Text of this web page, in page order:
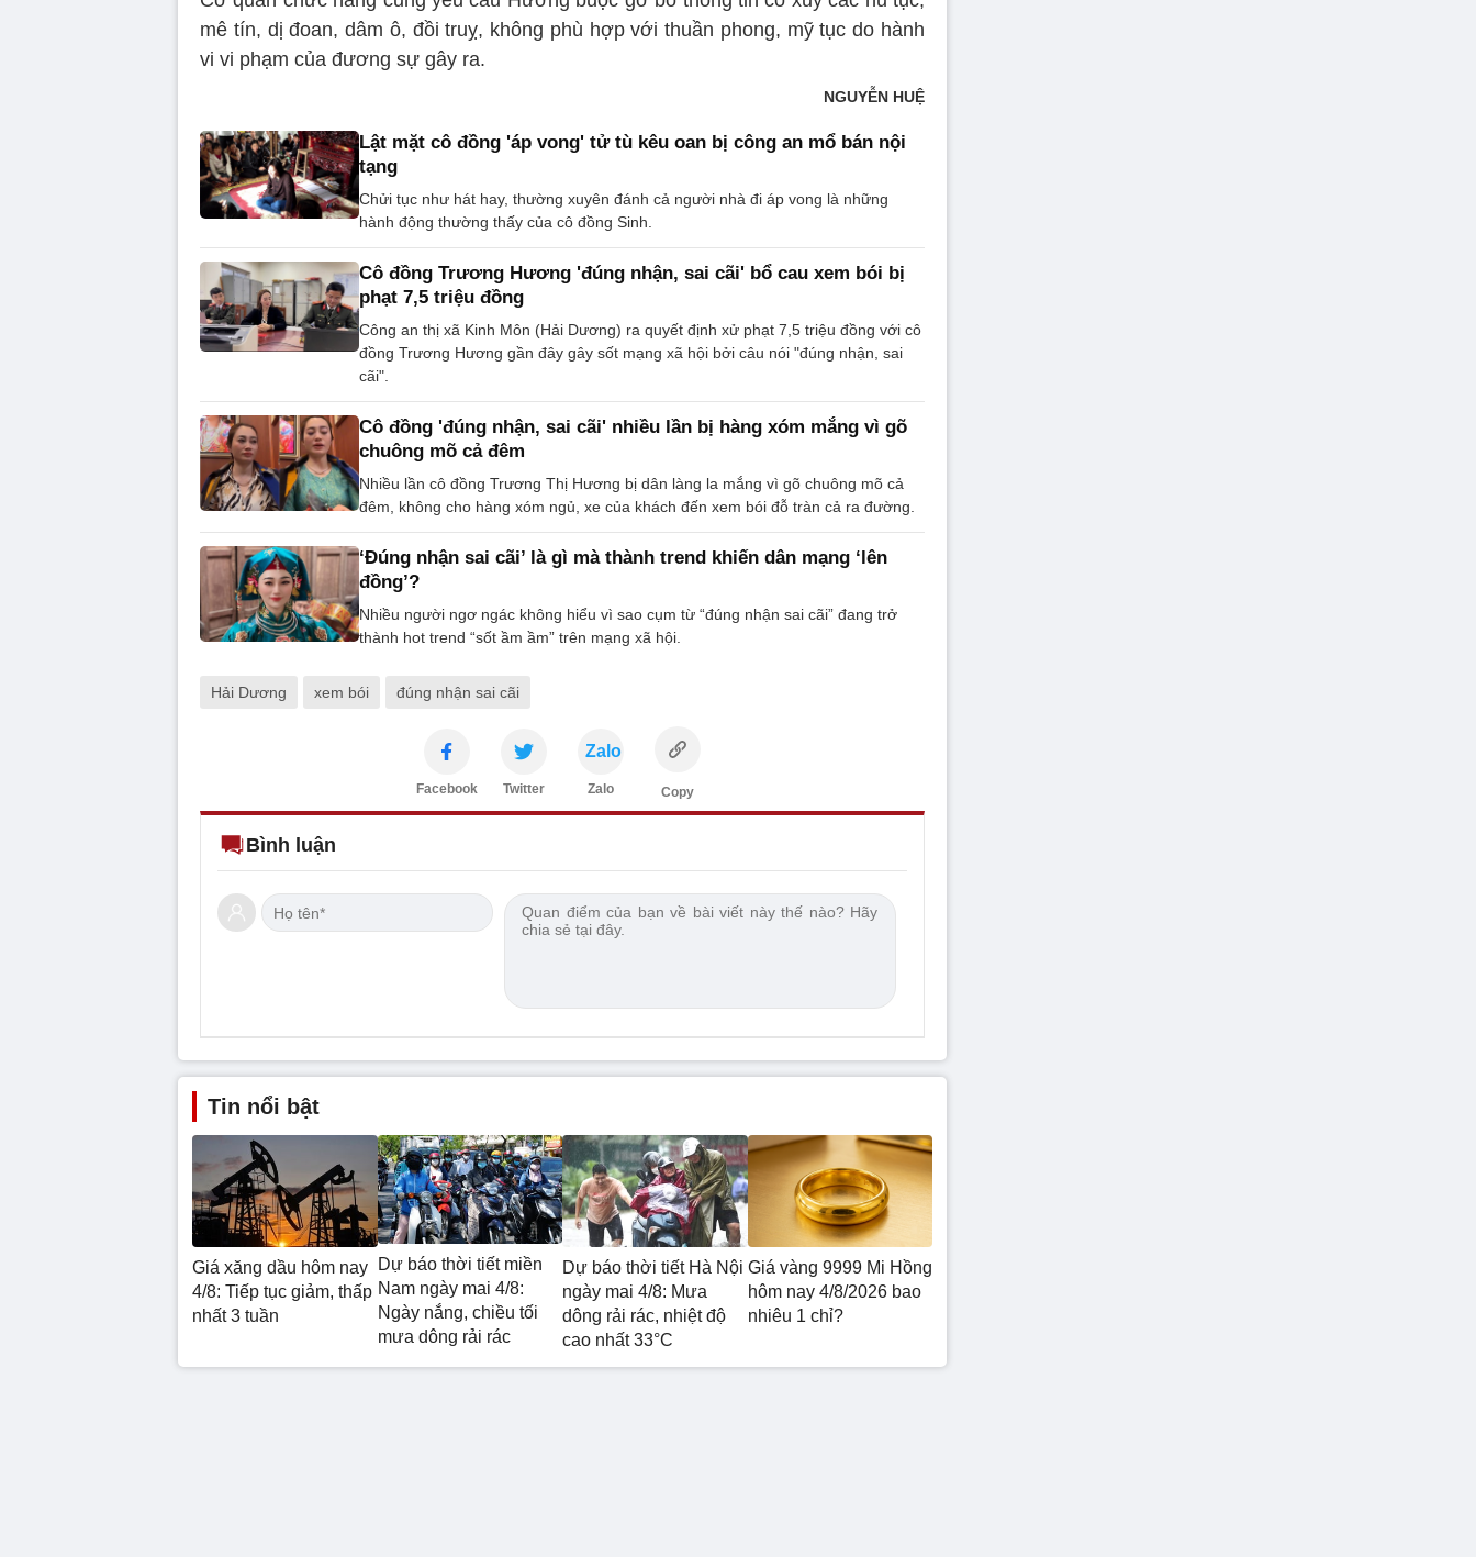
mê tín, dị đoan, dâm ô, đồi truỵ, không phù hợp với thuần phong, mỹ tục do hành
vi vi phạm của đương sự gây ra.
NGUYỄN HUỆ
Lật mặt cô đồng 'áp vong' tử tù kêu oan bị công an mổ bán nội
tạng
Chửi tục như hát hay, thường xuyên đánh cả người nhà đi áp vong là những
hành động thường thấy của cô đồng Sinh.
Cô đồng Trương Hương 'đúng nhận, sai cãi' bổ cau xem bói bị
phạt 7,5 triệu đồng
Công an thị xã Kinh Môn (Hải Dương) ra quyết định xử phạt 7,5 triệu đồng với cô
đồng Trương Hương gần đây gây sốt mạng xã hội bởi câu nói "đúng nhận, sai
cãi".
Cô đồng 'đúng nhận, sai cãi' nhiều lần bị hàng xóm mắng vì gõ
chuông mõ cả đêm
Nhiều lần cô đồng Trương Thị Hương bị dân làng la mắng vì gõ chuông mõ cả
đêm, không cho hàng xóm ngủ, xe của khách đến xem bói đỗ tràn cả ra đường.
‘Đúng nhận sai cãi’ là gì mà thành trend khiến dân mạng ‘lên
đồng’?
Nhiều người ngơ ngác không hiểu vì sao cụm từ “đúng nhận sai cãi” đang trở
thành hot trend “sốt ầm ầm” trên mạng xã hội.
Hải Dương xem bói đúng nhận sai cãi
Facebook Twitter
Zalo
Zalo Copy
Bình luận
Tin nổi bật
Giá xăng dầu hôm nay
4/8: Tiếp tục giảm, thấp
nhất 3 tuần
Dự báo thời tiết miền
Nam ngày mai 4/8:
Ngày nắng, chiều tối
mưa dông rải rác
Dự báo thời tiết Hà Nội
ngày mai 4/8: Mưa
dông rải rác, nhiệt độ
cao nhất 33°C
Giá vàng 9999 Mi Hồng
hôm nay 4/8/2026 bao
nhiêu 1 chỉ?